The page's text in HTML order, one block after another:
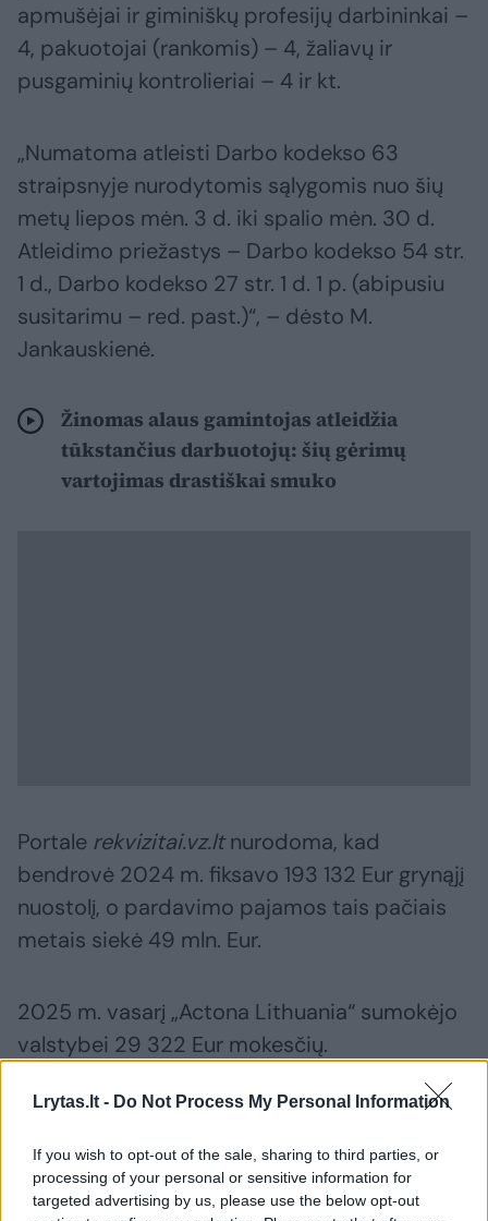
Lrytas.lt - Do Not Process My Personal Information
If you wish to opt-out of the sale, sharing to third parties, or
processing of your personal or sensitive information for
targeted advertising by us, please use the below opt-out
apmušėjai ir giminiškų profesijų darbininkai –
4, pakuotojai (rankomis) – 4, žaliavų ir
pusgaminių kontrolieriai – 4 ir kt.
„Numatoma atleisti Darbo kodekso 63
straipsnyje nurodytomis sąlygomis nuo šių
metų liepos mėn. 3 d. iki spalio mėn. 30 d.
Atleidimo priežastys – Darbo kodekso 54 str.
1 d., Darbo kodekso 27 str. 1 d. 1 p. (abipusiu
susitarimu – red. past.)“, – dėsto M.
Jankauskienė.
Žinomas alaus gamintojas atleidžia
tūkstančius darbuotojų: šių gėrimų
vartojimas drastiškai smuko
Portale rekvizitai.vz.ltnurodoma, kad
bendrovė 2024 m. fiksavo 193 132 Eur grynąjį
nuostolį, o pardavimo pajamos tais pačiais
metais siekė 49 mln. Eur.
2025 m. vasarį „Actona Lithuania“ sumokėjo
valstybei 29 322 Eur mokesčių.